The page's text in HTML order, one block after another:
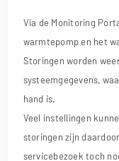
Via de Monitoring
warmtepomp en het
Storingen worden
systeemgegevens,
hand is.
Veel instellingen
storingen zijn
servicebezoek toch